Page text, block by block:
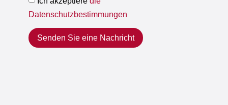
Datenschutzbestimmungen
Senden Sie eine Nachricht